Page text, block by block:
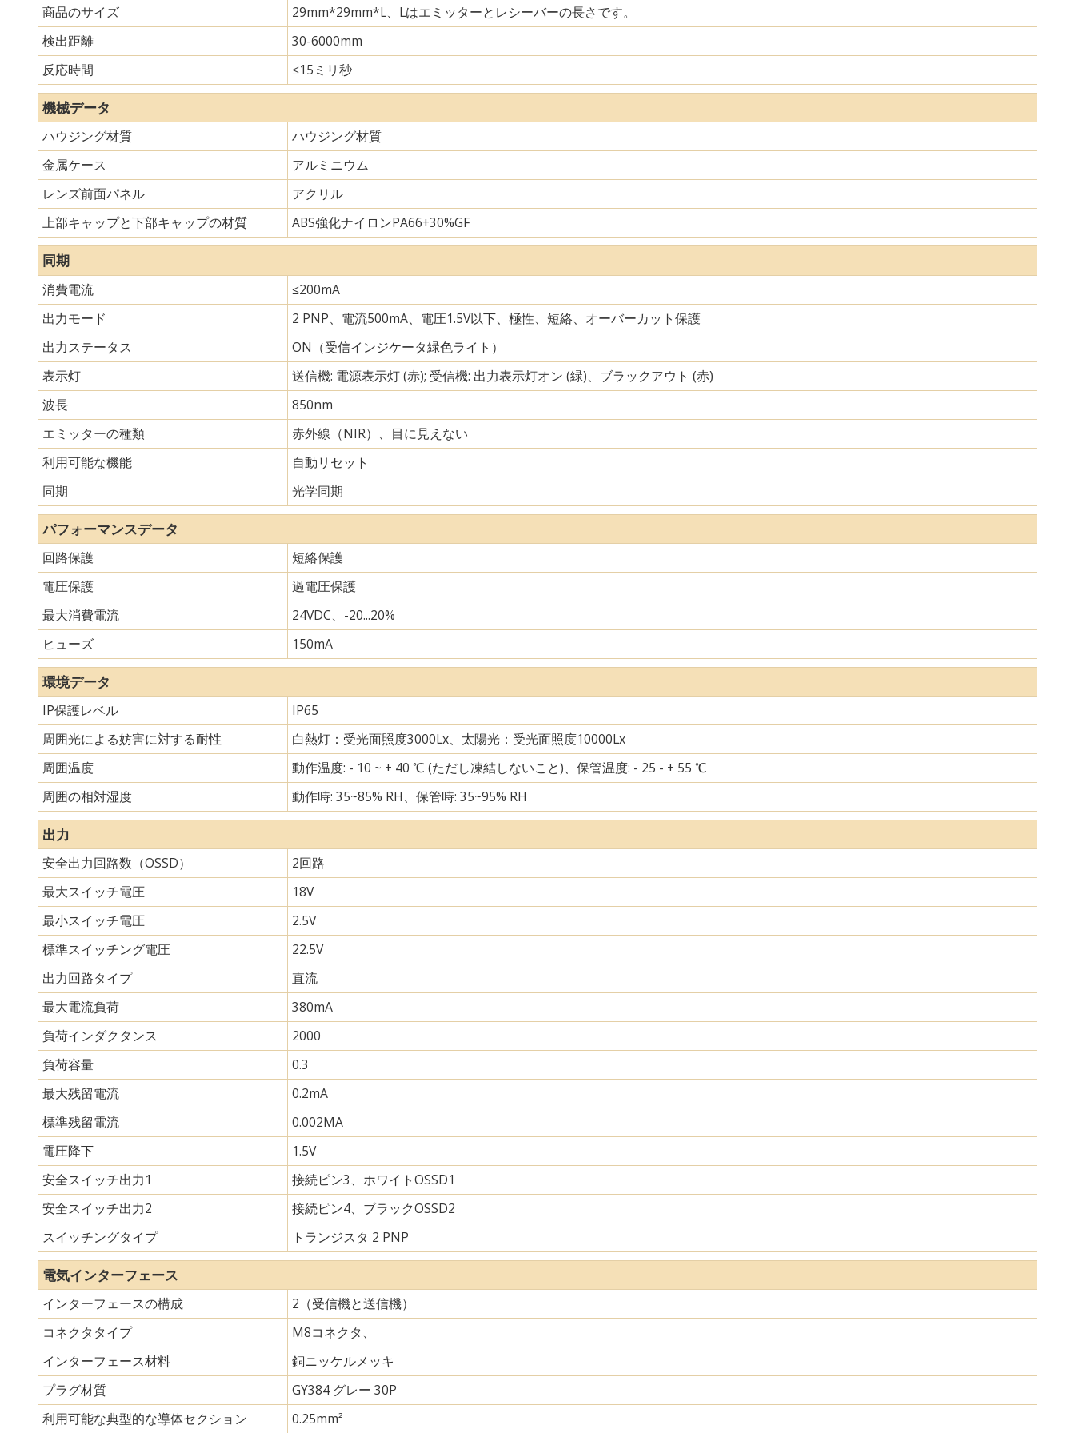
商品のサイズ
29mm*29mm*L、Lはエミッターとレシーバーの長さです。
検出距離
30-6000mm
反応時間
≤15ミリ秒
機械データ
ハウジング材質
ハウジング材質
金属ケース
アルミニウム
レンズ前面パネル
アクリル
上部キャップと下部キャップの材質
ABS強化ナイロンPA66+30%GF
同期
消費電流
≤200mA
出力モード
2 PNP、電流500mA、電圧1.5V以下、極性、短絡、オーバーカット保護
出力ステータス
ON（受信インジケータ緑色ライト）
表示灯
送信機: 電源表示灯 (赤); 受信機: 出力表示灯オン (緑)、ブラックアウト (赤)
波長
850nm
エミッターの種類
赤外線（NIR）、目に見えない
利用可能な機能
自動リセット
同期
光学同期
パフォーマンスデータ
回路保護
短絡保護
電圧保護
過電圧保護
最大消費電流
24VDC、-20...20%
ヒューズ
150mA
環境データ
IP保護レベル
IP65
周囲光による妨害に対する耐性
白熱灯：受光面照度3000Lx、太陽光：受光面照度10000Lx
周囲温度
動作温度: - 10 ~ + 40 ℃ (ただし凍結しないこと)、保管温度: - 25 - + 55 ℃
周囲の相対湿度
動作時: 35~85% RH、保管時: 35~95% RH
出力
安全出力回路数（OSSD）
2回路
最大スイッチ電圧
18V
最小スイッチ電圧
2.5V
標準スイッチング電圧
22.5V
出力回路タイプ
直流
最大電流負荷
380mA
負荷インダクタンス
2000
負荷容量
0.3
最大残留電流
0.2mA
標準残留電流
0.002MA
電圧降下
1.5V
安全スイッチ出力1
接続ピン3、ホワイトOSSD1
安全スイッチ出力2
接続ピン4、ブラックOSSD2
スイッチングタイプ
トランジスタ 2 PNP
電気インターフェース
インターフェースの構成
2（受信機と送信機）
コネクタタイプ
M8コネクタ、
インターフェース材料
銅ニッケルメッキ
プラグ材質
GY384 グレー 30P
利用可能な典型的な導体セクション
0.25mm²